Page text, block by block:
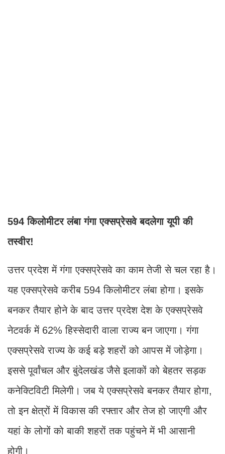
594 किलोमीटर लंबा गंगा एक्सप्रेसवे बदलेगा यूपी की
तस्वीर!
उत्तर प्रदेश में गंगा एक्सप्रेसवे का काम तेजी से चल रहा है।
यह एक्सप्रेसवे करीब 594 किलोमीटर लंबा होगा। इसके
बनकर तैयार होने के बाद उत्तर प्रदेश देश के एक्सप्रेसवे
नेटवर्क में 62% हिस्सेदारी वाला राज्य बन जाएगा। गंगा
एक्सप्रेसवे राज्य के कई बड़े शहरों को आपस में जोड़ेगा।
इससे पूर्वांचल और बुंदेलखंड जैसे इलाकों को बेहतर सड़क
कनेक्टिविटी मिलेगी। जब ये एक्सप्रेसवे बनकर तैयार होगा,
तो इन क्षेत्रों में विकास की रफ्तार और तेज हो जाएगी और
यहां के लोगों को बाकी शहरों तक पहुंचने में भी आसानी
होगी।